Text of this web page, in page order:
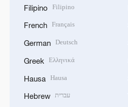
Filipino Filipino
French Français
German Deutsch
Greek Ελληνικά
Hausa Hausa
Hebrew עברית